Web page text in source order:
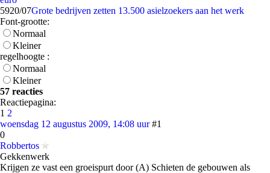
5920/07Grote bedrijven zetten 13.500 asielzoekers aan het werk
Font-grootte:
Normaal
Kleiner
regelhoogte :
Normaal
Kleiner
57 reacties
Reactiepagina:
1 2
woensdag 12 augustus 2009, 14:08 uur #1
0
Robbertos
Gekkenwerk
Krijgen ze vast een groeispurt door (A) Schieten de gebouwen als